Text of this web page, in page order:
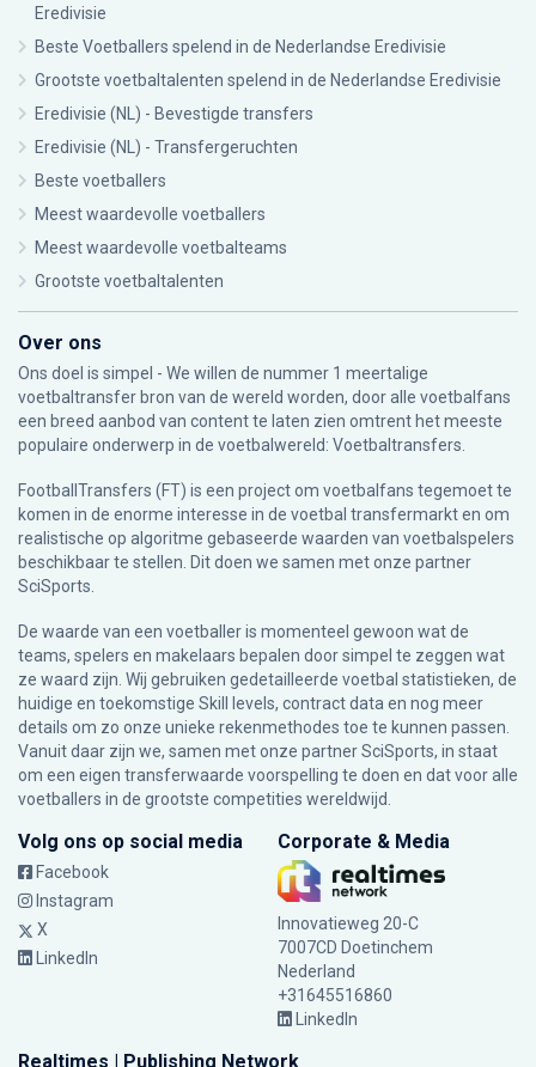
Eredivisie
Beste Voetballers spelend in de Nederlandse Eredivisie
Grootste voetbaltalenten spelend in de Nederlandse Eredivisie
Eredivisie (NL) - Bevestigde transfers
Eredivisie (NL) - Transfergeruchten
Beste voetballers
Meest waardevolle voetballers
Meest waardevolle voetbalteams
Grootste voetbaltalenten
Over ons
Ons doel is simpel - We willen de nummer 1 meertalige
voetbaltransfer bron van de wereld worden, door alle voetbalfans
een breed aanbod van content te laten zien omtrent het meeste
populaire onderwerp in de voetbalwereld: Voetbaltransfers.
FootballTransfers (FT) is een project om voetbalfans tegemoet te
komen in de enorme interesse in de voetbal transfermarkt en om
realistische op algoritme gebaseerde waarden van voetbalspelers
beschikbaar te stellen. Dit doen we samen met onze partner
SciSports
De waarde van een voetballer is momenteel gewoon wat de
teams, spelers en makelaars bepalen door simpel te zeggen wat
ze waard zijn. Wij gebruiken gedetailleerde voetbal statistieken, de
huidige en toekomstige Skill levels, contract data en nog meer
details om zo onze unieke rekenmethodes toe te kunnen passen.
Vanuit daar zijn we, samen met onze partner SciSports, in staat
om een eigen transferwaarde voorspelling te doen en dat voor alle
voetballers in de grootste competities wereldwijd.
Volg ons op social media
Facebook
Instagram
X
LinkedIn
Corporate & Media
Innovatieweg 20-C
7007CD Doetinchem
Nederland
+31645516860
LinkedIn
Realtimes | Publishing Network